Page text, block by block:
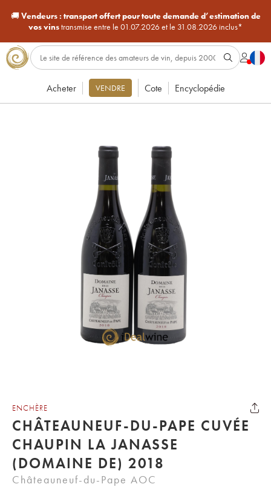
🚚Vendeurs : transport offert pour toute demande d’estimation de
vos vinstransmise entre le 01.07.2026 et le 31.08.2026 inclus*
Acheter VENDRE Cote Encyclopédie
ENCHÈRE
CHÂTEAUNEUF-DU-PAPE CUVÉE
CHAUPIN LA JANASSE
(DOMAINE DE) 2018
Châteauneuf-du-Pape AOC